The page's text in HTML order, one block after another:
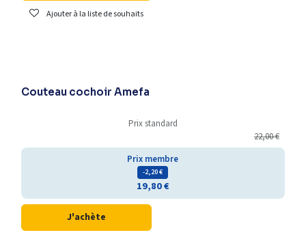
Ajouter à la liste de souhaits
Couteau cochoir Amefa
Prix standard
22,00€
Prix membre
- 2,20€
19,80€
J'achète